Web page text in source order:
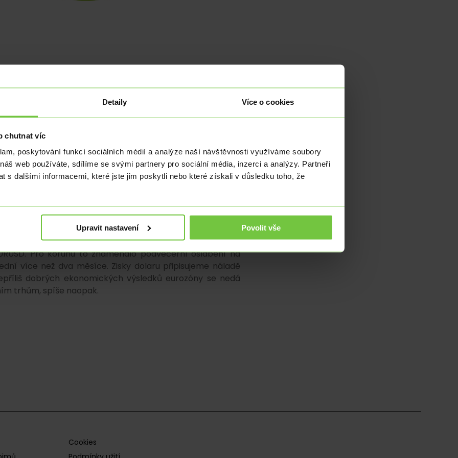
Detaily Více o cookies
chutnat víc
poskytování funkcí sociálních médií a analýze naší návštěvnosti využíváme soubory
web používáte, sdílíme se svými partnery pro sociální média, inzerci a analýzy. Partneři
s dalšími informacemi, které jste jim poskytli nebo které získali v důsledku toho, že
Upravit nastavení Povolit vše
i dolaru
více než 1,5 roku. Dnes dorazí domácí výsledky
když domácí měna včera v podvečer poprvé od května
ztráty koruny nebyly způsobeny nějakou tuzemskou
dní. Atak hranice 25,00 EURCZK nevidíme jako
pro krátkodobé oslabení ještě má.
euru dokázal v intradenním vyjádření zpevnit z ranní
Pro korunu to znamenalo podvečerní oslabení na
více než dva měsíce. Zisky dolaru připisujeme náladě
dobrých ekonomických výsledků eurozóny se nedá
trhům, spíše naopak.
Cookies